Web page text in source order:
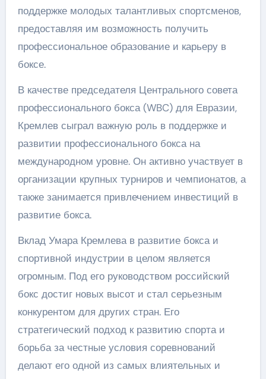
поддержке молодых талантливых спортсменов,
предоставляя им возможность получить
профессиональное образование и карьеру в
боксе.
В качестве председателя Центрального совета
профессионального бокса (WBC) для Евразии,
Кремлев сыграл важную роль в поддержке и
развитии профессионального бокса на
международном уровне. Он активно участвует в
организации крупных турниров и чемпионатов, а
также занимается привлечением инвестиций в
развитие бокса.
Вклад Умара Кремлева в развитие бокса и
спортивной индустрии в целом является
огромным. Под его руководством российский
бокс достиг новых высот и стал серьезным
конкурентом для других стран. Его
стратегический подход к развитию спорта и
борьба за честные условия соревнований
делают его одной из самых влиятельных и